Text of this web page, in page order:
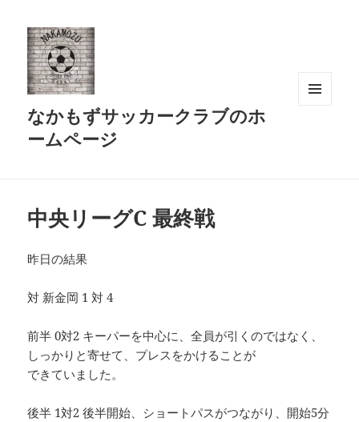
なかもずサッカークラブのホ
ームページ
中央リーグC 最終戦
昨日の結果
対 新金岡 1 対 4
前半 0対2 キーパーを中心に、全員が引くのではなく、
しっかりと寄せて、プレスをかけることが
できていました。
後半 1対2 後半開始、ショートパスがつながり、開始5分